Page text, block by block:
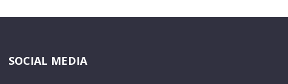
SOCIAL MEDIA